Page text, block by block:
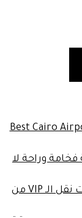
Best Cairo
وراحة لا
VIP Conference Transportation | خدمات نقل الـ VIP من